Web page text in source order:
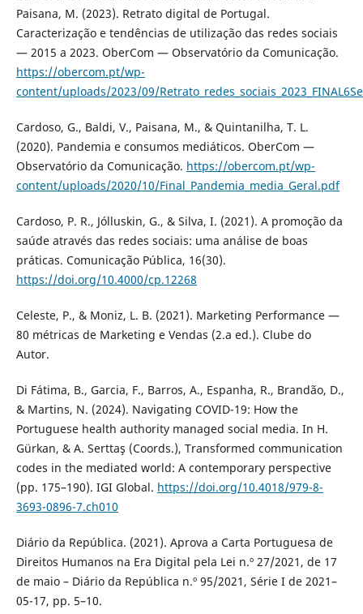
Paisana, M. (2023). Retrato digital de Portugal.
Caracterização e tendências de utilização das redes sociais
— 2015 a 2023. OberCom — Observatório da Comunicação.
https://obercom.pt/wp-
content/uploads/2023/09/
Cardoso, G., Baldi, V., Paisana, M., & Quintanilha, T. L.
(2020). Pandemia e consumos mediáticos. OberCom —
Observatório da Comunicação. https://obercom.pt/wp-
content/uploads/2020/10/Final_Pandemia_media_Geral.pdf
Cardoso, P. R., Jólluskin, G., & Silva, I. (2021). A promoção da
saúde através das redes sociais: uma análise de boas
práticas. Comunicação Pública, 16(30).
https://doi.org/10.4000/cp.12268
Celeste, P., & Moniz, L. B. (2021). Marketing Performance —
80 métricas de Marketing e Vendas (2.a ed.). Clube do
Autor.
Di Fátima, B., Garcia, F., Barros, A., Espanha, R., Brandão, D.,
& Martins, N. (2024). Navigating COVID-19: How the
Portuguese health authority managed social media. In H.
Gürkan, & A. Serttaş (Coords.), Transformed communication
codes in the mediated world: A contemporary perspective
(pp. 175–190). IGI Global. https://doi.org/10.4018/979-8-
3693-0896-7.ch010
Diário da República. (2021). Aprova a Carta Portuguesa de
Direitos Humanos na Era Digital pela Lei n.º 27/2021, de 17
de maio – Diário da República n.º 95/2021, Série I de 2021–
05-17, pp. 5–10.